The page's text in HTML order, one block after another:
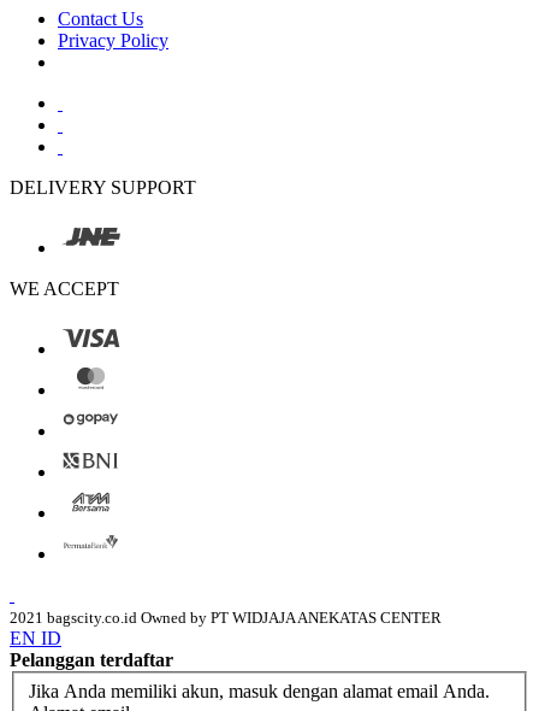
Contact Us
Privacy Policy
DELIVERY SUPPORT
WE ACCEPT
2021 bagscity.co.id Owned by PT WIDJAJA ANEKATAS CENTER
EN ID
Pelanggan terdaftar
Jika Anda memiliki akun, masuk dengan alamat email Anda.